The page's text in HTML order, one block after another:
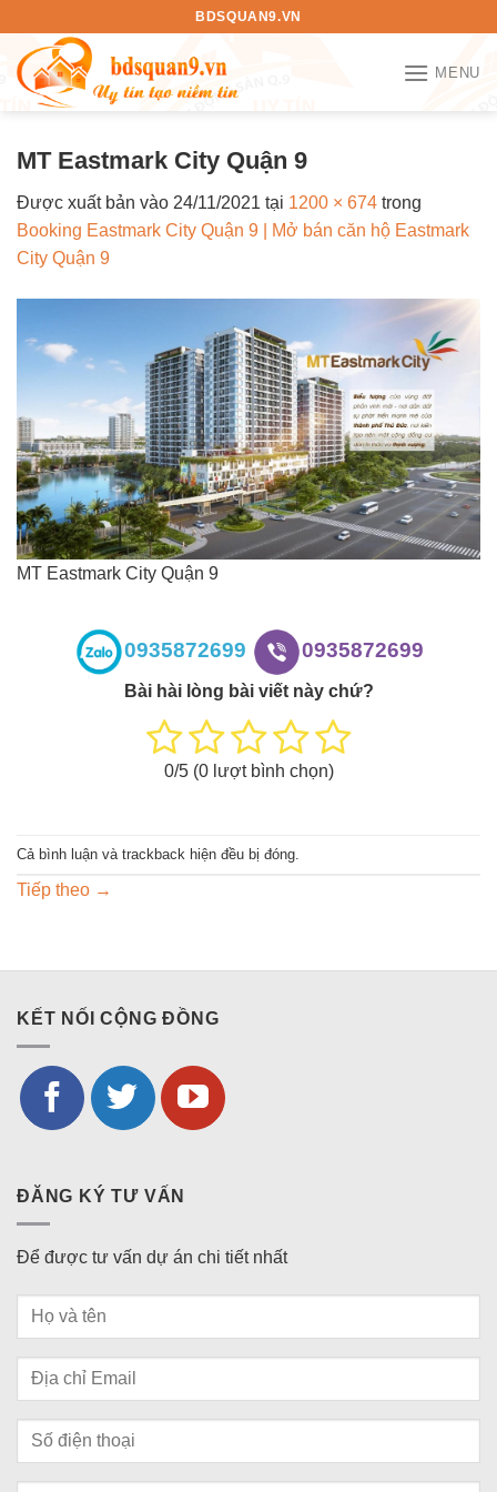
nội
dung
BDSQUAN9.VN
MENU
MT Eastmark City Quận 9
Được xuất bản vào 24/11/2021 tại 1200 × 674 trong
Booking Eastmark City Quận 9 | Mở bán căn hộ Eastmark
City Quận 9
MT Eastmark City Quận 9
0935872699 0935872699
Bài hài lòng bài viết này chứ?
0/5 (0lượt bình chọn)
Cả bình luận và trackback hiện đều bị đóng.
Tiếp theo →
KẾT NỐI CỘNG ĐỒNG
ĐĂNG KÝ TƯ VẤN
Để được tư vấn dự án chi tiết nhất